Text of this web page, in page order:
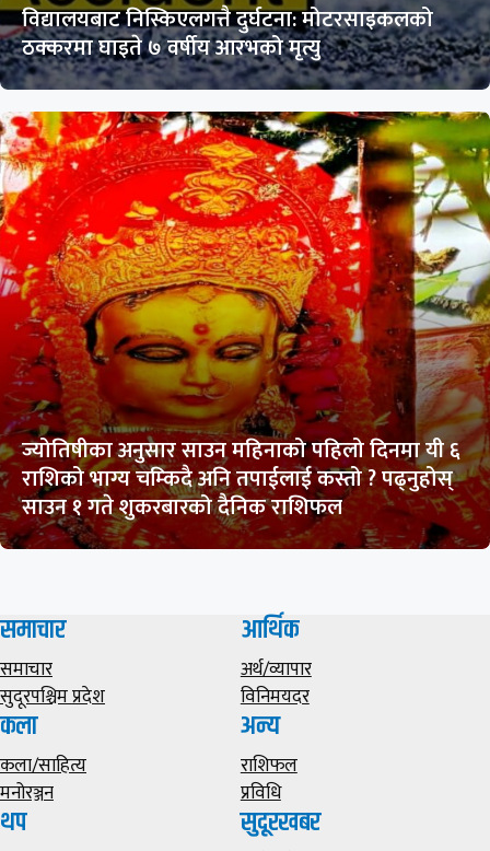
विद्यालयबाट निस्किएलगत्तै दुर्घटना: मोटरसाइकलको
ठक्करमा घाइते ७ वर्षीय आरभको मृत्यु
ज्योतिषीका अनुसार साउन महिनाको पहिलो दिनमा यी ६
राशिको भाग्य चम्किदै अनि तपाईलाई कस्तो ? पढ्नुहोस्
साउन १ गते शुकरबारको दैनिक राशिफल
समाचार
समाचार
सुदूरपश्चिम प्रदेश
आर्थिक
अर्थ/व्यापार
विनिमयदर
कला
कला/साहित्य
मनोरञ्जन
अन्य
राशिफल
प्रविधि
थप सुदूरखबर